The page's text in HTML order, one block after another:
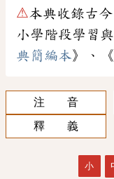
⚠本典收錄古今
小學階段學習
典簡編本》、《
注 音
釋 義
小